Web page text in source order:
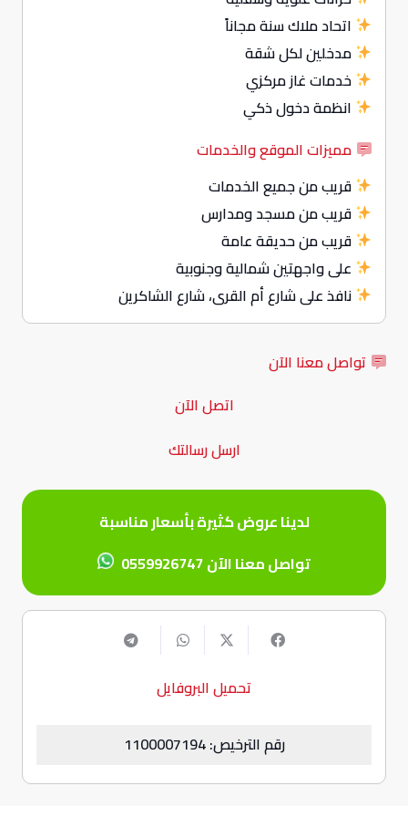
اتحاد ملاك سنة مجاناً
مدخلين لكل شقة
خدمات غاز مركزي
انظمة دخول ذكي
مميزات الموقع والخدمات
قريب من جميع الخدمات
قريب من مسجد ومدارس
قريب من حديقة عامة
على واجهتين شمالية وجنوبية
نافذ على شارع أم القرى، شارع الشاكرين
تواصل معنا الآن
اتصل الآن
ارسل رسالتك
لدينا عروض كثيرة بأسعار مناسبة
تواصل معنا الآن0559926747
تحميل البروفايل
رقم الترخيص: 1100007194